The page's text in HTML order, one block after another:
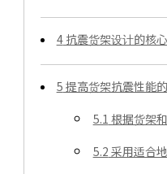
4抗震货架设计的核
5 提高货架抗震性能
5.1 根据货架
5.2 采用适合